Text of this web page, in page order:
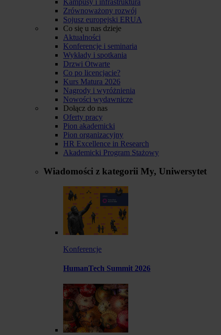
Zrównoważony rozwój
Sojusz europejski ERUA
Co się u nas dzieje
Aktualności
Konferencje i seminaria
Wykłady i spotkania
Drzwi Otwarte
Co po licencjacie?
Kurs Matura 2026
Nagrody i wyróżnienia
Nowości wydawnicze
Dołącz do nas
Oferty pracy
Pion akademicki
Pion organizacyjny
HR Excellence in Research
Akademicki Program Stażowy
Wiadomości z kategorii My, Uniwersytet
Konferencje
HumanTech Summit 2026